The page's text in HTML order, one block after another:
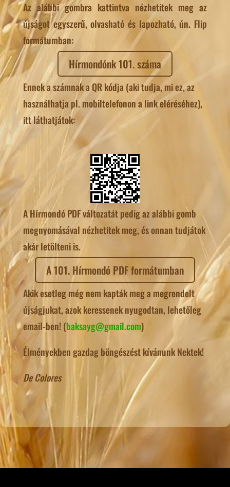
Az alábbi gombra kattintva nézhetitek meg az
újságot egyszerű, olvasható és lapozható, ún. Flip
formátumban:
Hírmondónk 101. száma
Ennek a számnak a QR kódja (aki tudja, mi ez, az
használhatja pl. mobiltelefonon a link eléréséhez),
itt láthatjátok:
A Hírmondó PDF változatát pedig az alábbi gomb
megnyomásával nézhetitek meg, és onnan tudjátok
akár letölteni is.
A 101. Hírmondó PDF formátumban
Akik esetleg még nem kapták meg a megrendelt
újságjukat, azok keressenek nyugodtan, lehetőleg
email-ben! (baksayg@gmail.com)
Élményekben gazdag böngészést kívánunk Nektek!
De Colores